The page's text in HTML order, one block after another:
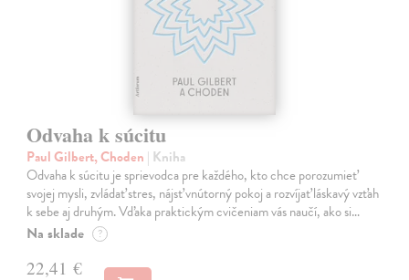
Odvaha k súcitu
Paul Gilbert, Choden | Kniha
Odvaha k súcitu je sprievodca pre každého, kto chce porozumieť
svojej mysli, zvládať stres, nájsť vnútorný pokoj a rozvíjať láskavý vzťah
k sebe aj druhým. Vďaka praktickým cvičeniam vás naučí, ako si…
Na sklade ?
22,41 €